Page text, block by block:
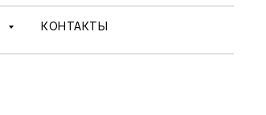
КОНТАКТЫ